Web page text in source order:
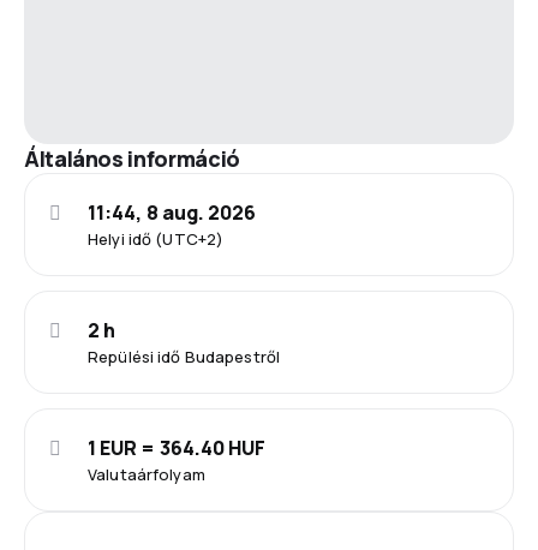
Általános információ
Helyi idő (UTC+2)
11:44, 8 aug. 2026
Repülési idő Budapestről
2 h
Valutaárfolyam
1 EUR = 364.40 HUF